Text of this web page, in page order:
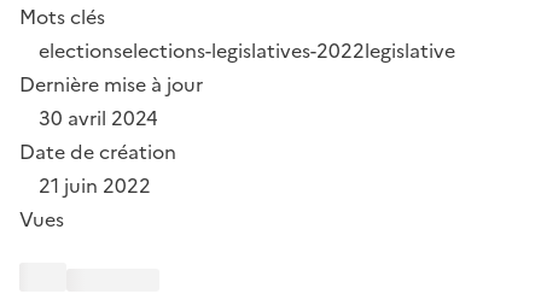
Mots clés
electionselections-legislatives-2022legislative
Dernière mise à jour
30 avril 2024
Date de création
21 juin 2022
Vues